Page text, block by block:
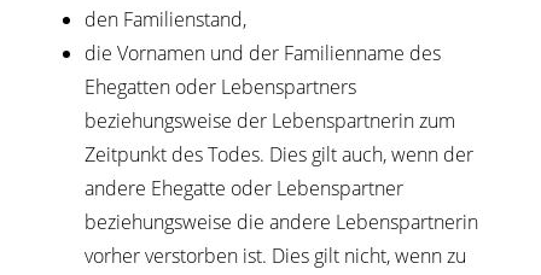
den Familienstand,
die Vornamen und der Familienname des
Ehegatten oder Lebenspartners
beziehungsweise der Lebenspartnerin zum
Zeitpunkt des Todes. Dies gilt auch, wenn der
andere Ehegatte oder Lebenspartner
beziehungsweise die andere Lebenspartnerin
vorher verstorben ist. Dies gilt nicht, wenn zu